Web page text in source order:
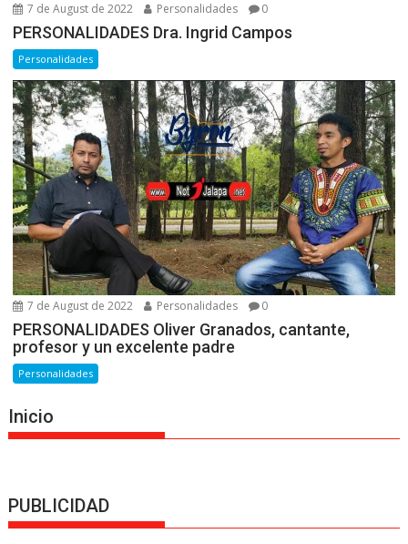
7 de August de 2022 Personalidades 0
PERSONALIDADES Dra. Ingrid Campos
Personalidades
7 de August de 2022 Personalidades 0
PERSONALIDADES Oliver Granados, cantante,
profesor y un excelente padre
Personalidades
Inicio
PUBLICIDAD